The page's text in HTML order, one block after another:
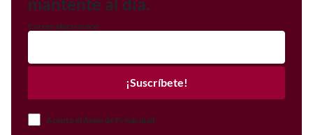
Correo electrónico
¡Suscríbete!
Acepto el Aviso de Privacidad